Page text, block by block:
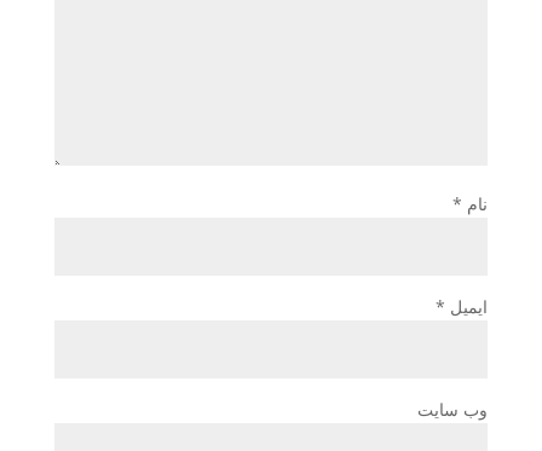
نام *
ایمیل *
وب‌ سایت